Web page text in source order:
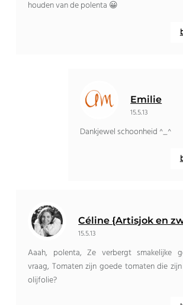
houden van de polenta 😀
Emilie
15.5.13
Dankjewel schoonheid ^_^
Céline {Artisjok en
15.5.13
Aaah, polenta, Ze verbergt smakelijke
vraag, Tomaten zijn goede tomaten die
olijfolie?